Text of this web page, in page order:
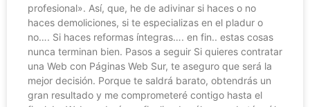
profesional». Así, que, he de adivinar si haces o no
haces demoliciones, si te especializas en el pladur o
no…. Si haces reformas íntegras…. en fin.. estas cosas
nunca terminan bien. Pasos a seguir Si quieres contratar
una Web con Páginas Web Sur, te aseguro que será la
mejor decisión. Porque te saldrá barato, obtendrás un
gran resultado y me comprometeré contigo hasta el